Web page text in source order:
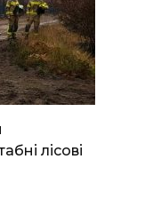
лісові